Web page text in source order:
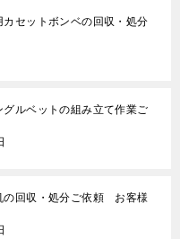
カセットボンベの回収・処分
グルベットの組み立て作業ご
の回収・処分ご依頼 お客様